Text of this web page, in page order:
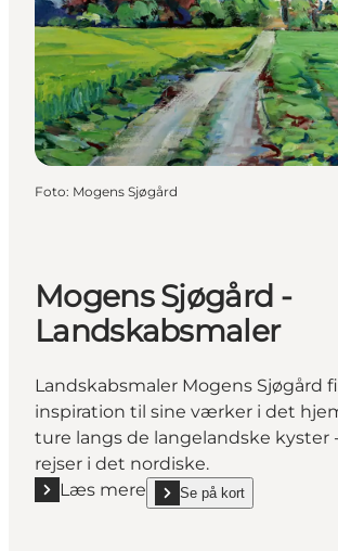
Foto: Mogens Sjøgård
Mogens Sjøgård -
Landskabsmaler
Landskabsmaler Mogens Sjøgård
inspiration til sine værker i det
ture langs de langelandske kyster
rejser i det nordiske.
Læs mere
Læs mere "Mogens Sjøgård -
Se på kort
show Mogens Sjøgård -